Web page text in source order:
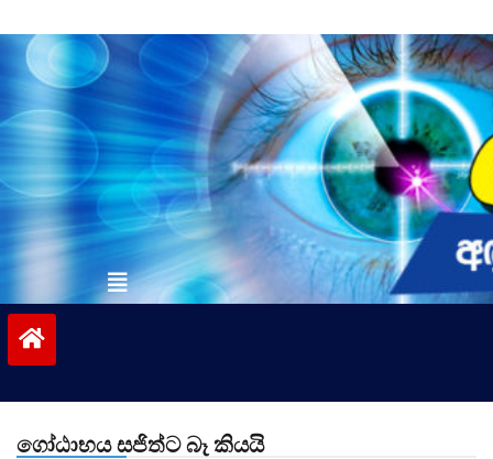
to
contentvinivida.lk
ගෝඨාභය සජිත්ට බෑ කියයි